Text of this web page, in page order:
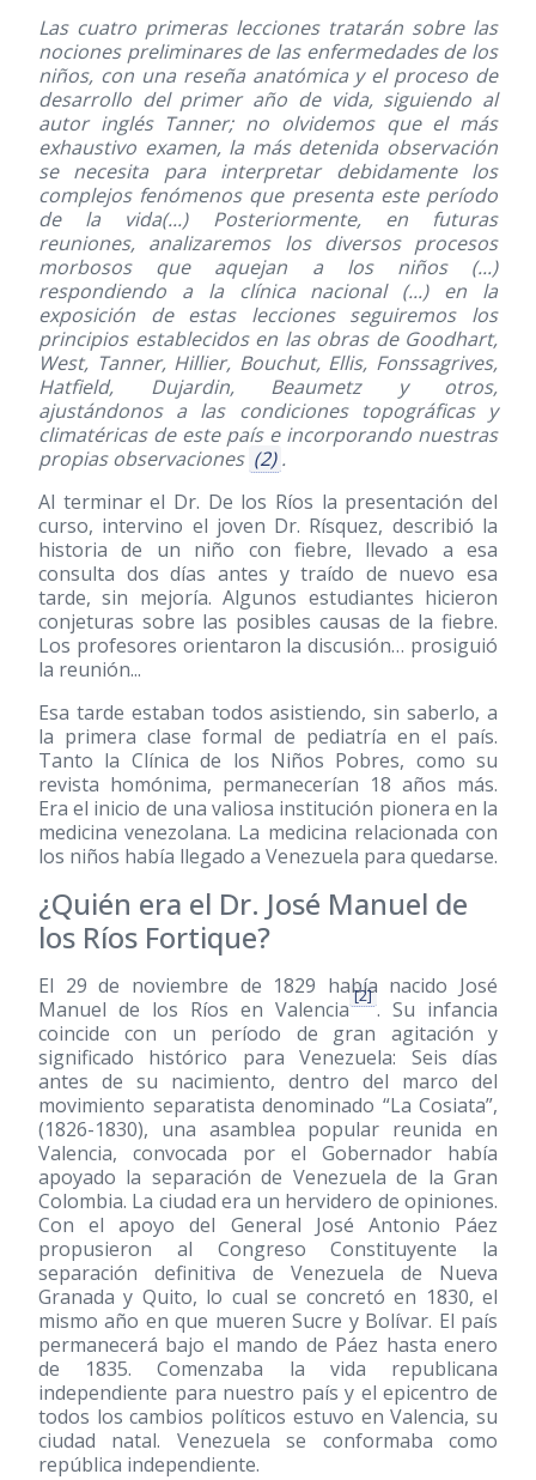
Las cuatro primeras lecciones tratarán sobre las
nociones preliminares de las enfermedades de los
niños, con una reseña anatómica y el proceso de
desarrollo del primer año de vida, siguiendo al
autor inglés Tanner; no olvidemos que el más
exhaustivo examen, la más detenida observación
se necesita para interpretar debidamente los
complejos fenómenos que presenta este período
de la vida(...) Posteriormente, en futuras
reuniones, analizaremos los diversos procesos
morbosos que aquejan a los niños (...)
respondiendo a la clínica nacional (...) en la
exposición de estas lecciones seguiremos los
principios establecidos en las obras de Goodhart,
West, Tanner, Hillier, Bouchut, Ellis, Fonssagrives,
Hatfield, Dujardin, Beaumetz y otros,
ajustándonos a las condiciones topográficas y
climatéricas de este país e incorporando nuestras
propias observaciones (2) .
Al terminar el Dr. De los Ríos la presentación del
curso, intervino el joven Dr. Rísquez, describió la
historia de un niño con fiebre, llevado a esa
consulta dos días antes y traído de nuevo esa
tarde, sin mejoría. Algunos estudiantes hicieron
conjeturas sobre las posibles causas de la fiebre.
Los profesores orientaron la discusión… prosiguió
la reunión...
Esa tarde estaban todos asistiendo, sin saberlo, a
la primera clase formal de pediatría en el país.
Tanto la Clínica de los Niños Pobres, como su
revista homónima, permanecerían 18 años más.
Era el inicio de una valiosa institución pionera en la
medicina venezolana. La medicina relacionada con
los niños había llegado a Venezuela para quedarse.
¿Quién era el Dr. José Manuel de
los Ríos Fortique?
El 29 de noviembre de 1829 había nacido José
Manuel de los Ríos en Valencia
[2]
. Su infancia
coincide con un período de gran agitación y
significado histórico para Venezuela: Seis días
antes de su nacimiento, dentro del marco del
movimiento separatista denominado “La Cosiata”,
(1826-1830), una asamblea popular reunida en
Valencia, convocada por el Gobernador había
apoyado la separación de Venezuela de la Gran
Colombia. La ciudad era un hervidero de opiniones.
Con el apoyo del General José Antonio Páez
propusieron al Congreso Constituyente la
separación definitiva de Venezuela de Nueva
Granada y Quito, lo cual se concretó en 1830, el
mismo año en que mueren Sucre y Bolívar. El país
permanecerá bajo el mando de Páez hasta enero
de 1835. Comenzaba la vida republicana
independiente para nuestro país y el epicentro de
todos los cambios políticos estuvo en Valencia, su
ciudad natal. Venezuela se conformaba como
república independiente.